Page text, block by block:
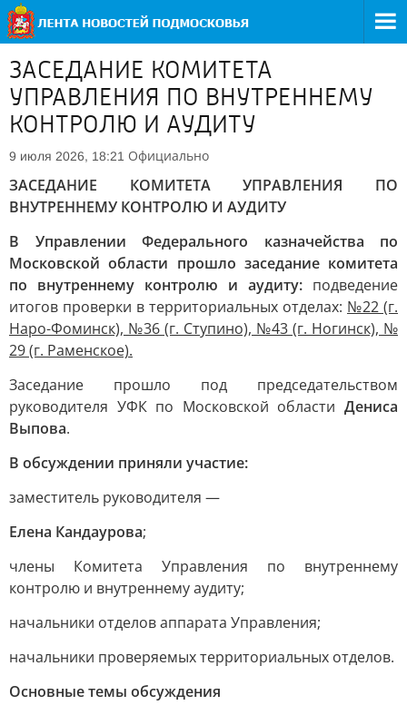
ЗАСЕДАНИЕ КОМИТЕТА
УПРАВЛЕНИЯ ПО ВНУТРЕННЕМУ
КОНТРОЛЮ И АУДИТУ
9 июля 2026, 18:21 Официально
ЗАСЕДАНИЕ КОМИТЕТА УПРАВЛЕНИЯ ПО
ВНУТРЕННЕМУ КОНТРОЛЮ И АУДИТУ
В Управлении Федерального казначейства по
Московской области прошло заседание комитета
по внутреннему контролю и аудиту: подведение
итогов проверки в территориальных отделах: №22 (г.
Наро-Фоминск), №36 (г. Ступино), №43 (г. Ногинск), №
29 (г. Раменское).
Заседание прошло под председательством
руководителя УФК по Московской области Дениса
Выпова.
В обсуждении приняли участие:
заместитель руководителя —
Елена Кандаурова;
члены Комитета Управления по внутреннему
контролю и внутреннему аудиту;
начальники отделов аппарата Управления;
начальники проверяемых территориальных отделов.
Основные темы обсуждения